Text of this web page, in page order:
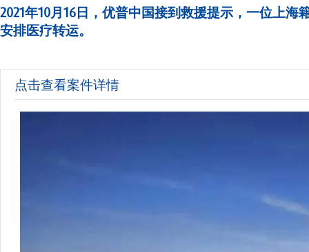
2021年10月16日，优普中国接到救援提示，一位上
安排医疗转运。
点击查看案件详情